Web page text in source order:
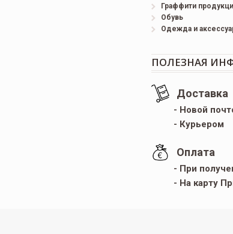
Граффити
Обувь
Одежда и
ПОЛЕЗНАЯ
Доставка
- Новой
- Курьером
Оплата
- При
- На карту